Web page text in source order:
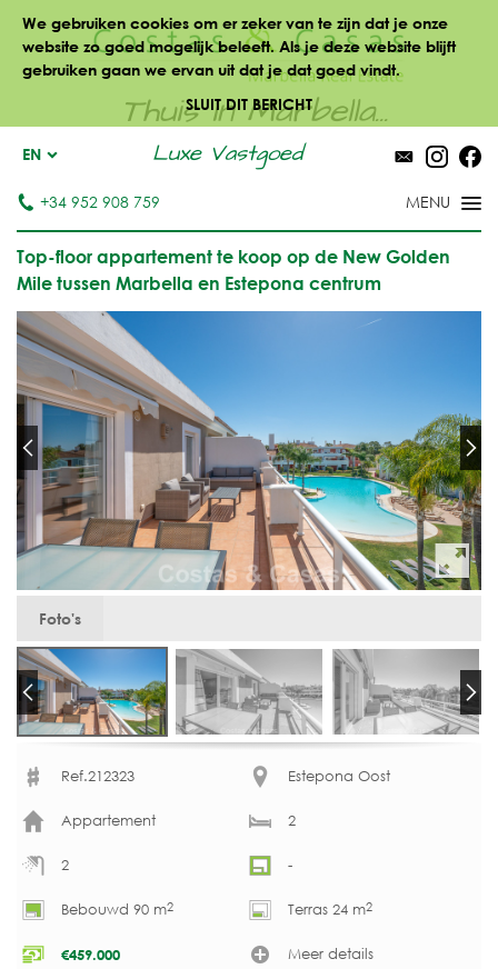
We gebruiken cookies om er zeker van te zijn dat je onze
website zo goed mogelijk beleeft. Als je deze website blijft
gebruiken gaan we ervan uit dat je dat goed vindt.
SLUIT DIT BERICHT
Thuis in Marbella...
Luxe Vastgoed
EN
+34 952 908 759
Top-floor appartement te koop op de New Golden
Mile tussen Marbella en Estepona centrum
Foto's
Ref.212323 Estepona Oost
Appartement 2
2 -
Bebouwd 90 m2 Terras 24 m2
€459.000 Meer details